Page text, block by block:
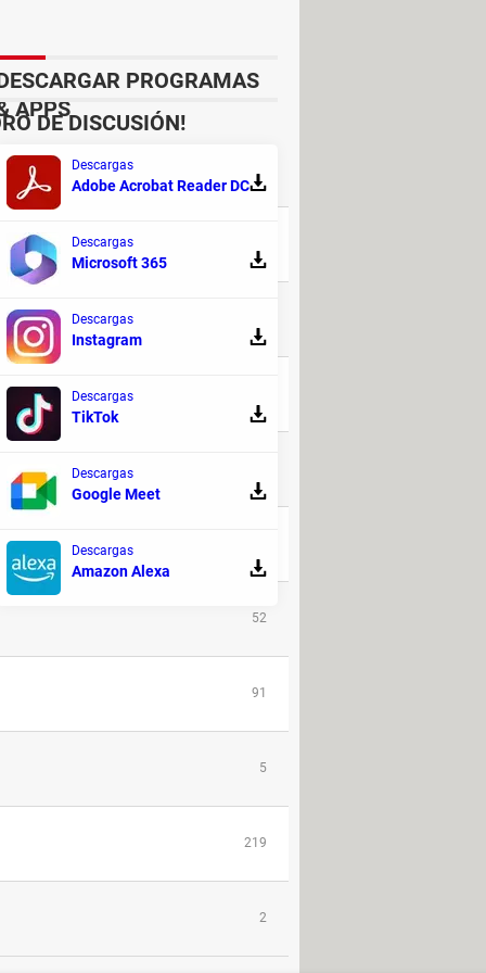
DE DISCUSIÓN!
RESPUESTAS
52
91
5
219
2
PROGRAMAS
APPS
Descargas
Adobe Acrobat Reader DC
Descargas
Microsoft 365
Descargas
Instagram
Descargas
TikTok
Descargas
Google Meet
Descargas
Amazon Alexa